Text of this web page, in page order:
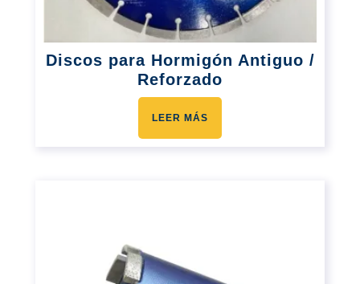
Discos para Hormigón Antiguo /
Reforzado
LEER MÁS